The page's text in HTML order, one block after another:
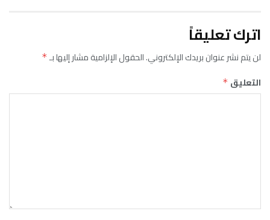
اترك تعليقاً
لن يتم نشر عنوان بريدك الإلكتروني.الحقول الإلزامية مشار إليها بـ*
التعليق *